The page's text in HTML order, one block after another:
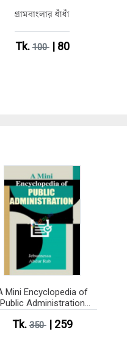
গ্রামবাংলার ধাঁধাঁ
Tk.100| 80
Mini Encyclopedia of
Public Administration
Tk.350| 259